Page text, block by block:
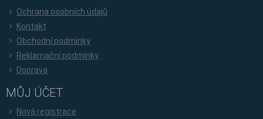
Ochrana osobních údajů
Kontakt
Obchodní podmínky
Reklamační podmínky
Doprava
MŮJ ÚČET
Nová registrace